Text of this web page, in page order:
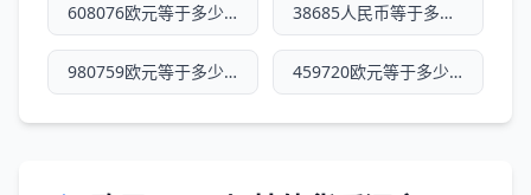
608076欧元等于多少人民币 38685人民币等于多少欧元
980759欧元等于多少人民币 459720欧元等于多少人民币